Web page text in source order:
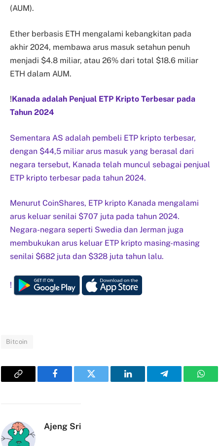
(AUM).
Ether berbasis ETH mengalami kebangkitan pada
akhir 2024, membawa arus masuk setahun penuh
menjadi $4.8 miliar, atau 26% dari total $18.6 miliar
ETH dalam AUM.
!Kanada adalah Penjual ETP Kripto Terbesar pada
Tahun 2024
Sementara AS adalah pembeli ETP kripto terbesar,
dengan $44,5 miliar arus masuk yang berasal dari
negara tersebut, Kanada telah muncul sebagai penjual
ETP kripto terbesar pada tahun 2024.
Menurut CoinShares, ETP kripto Kanada mengalami
arus keluar senilai $707 juta pada tahun 2024.
Negara-negara seperti Swedia dan Jerman juga
membukukan arus keluar ETP kripto masing-masing
senilai $682 juta dan $328 juta tahun lalu.
!
Bitcoin
Copy
Facebook Twitter LinkedIn Telegram
Ajeng Sri